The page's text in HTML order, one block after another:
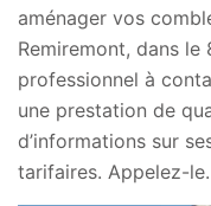
aménager vos
Remiremont, dans
professionnel à
une prestation de
d’informations sur
tarifaires. Appelez-le.